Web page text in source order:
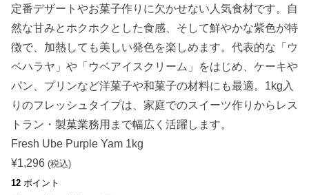
(
フ
ィ
ピ
産
)
4
0
g
個
個
定番デザートやお菓子作りに欠かせない人気食材です。自
然な甘みとホクホクとした食感、そして鮮やかな紫色が特
徴で、加熱しても美しい発色を楽しめます。代表的な「ウ
ベハラヤ」や「ウベアイスクリーム」をはじめ、ケーキや
パン、プリンなど洋菓子や和菓子の材料にも最適。1kg入
りのフレッシュタイプは、家庭でのスイーツ作りからレス
トラン・製菓業務用まで幅広く活躍します。
Fresh Ube Purple Yam 1kg
¥1,296 (税込)
12 ポイント